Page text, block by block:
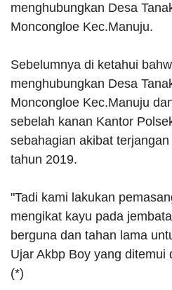
menghubungkan Desa
Moncongloe Kec.Manuju.
Sebelumnya di ketahui
menghubungkan Desa
Moncongloe Kec.Manuju
sebelah kanan Kantor
sebahagian akibat
tahun 2019.
"Tadi kami lakukan
mengikat kayu pada
berguna dan tahan lama
Ujar Akbp Boy yang ditemui
(*)